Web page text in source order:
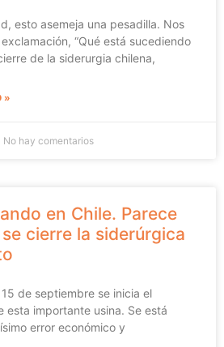
esto asemeja una pesadilla. Nos
“Qué está sucediendo
de la siderurgia chilena,
»
No hay comentarios
en Chile. Parece
cierre la siderúrgica
de septiembre se inicia el
esta importante usina. Se está
error económico y